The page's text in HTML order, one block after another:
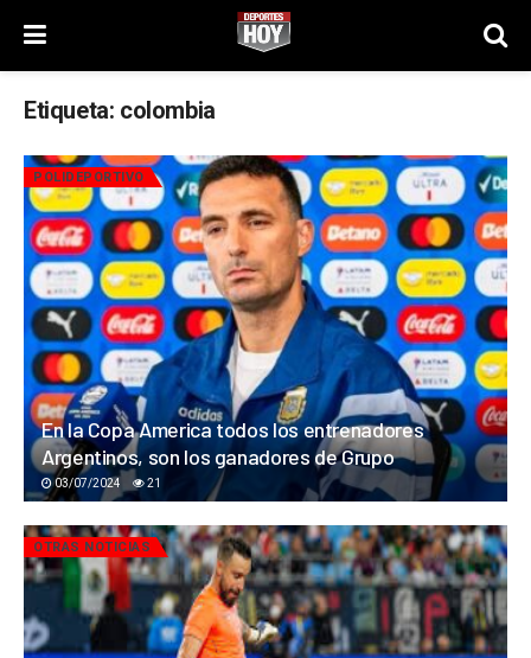
Etiqueta: colombia
POLIDEPORTIVO
En la Copa America todos los entrenadores
Argentinos, son los ganadores de Grupo
03/07/2024 21
OTRAS NOTICIAS